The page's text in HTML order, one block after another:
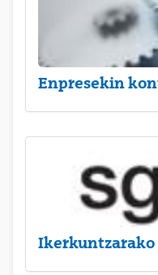
Enpresekin
Ikerkuntzarako